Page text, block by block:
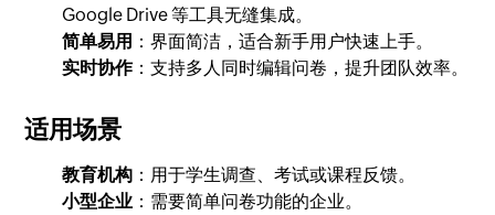
Google Drive 等工具无缝集成。
简单易用 ：界面简洁，适合新手用户快速上手。
实时协作：支持多人同时编辑问卷，提升团队效率。
适用场景
教育机构 ：用于学生调查、考试或课程反馈。
小型企业 ：需要简单问卷功能的企业。